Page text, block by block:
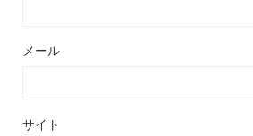
メール
サイト